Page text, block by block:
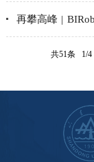
再攀高峰 |
共51条 1/4